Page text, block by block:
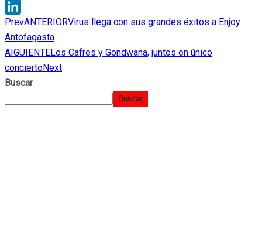
WhatsApp
LinkedIn
PrevANTERIORVirus llega con sus grandes éxitos a Enjoy
Antofagasta
AIGUIENTELos Cafres y Gondwana, juntos en único
conciertoNext
Buscar
Buscar